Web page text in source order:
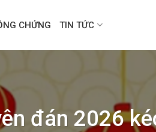
CHỨNG TIN TỨC
đán 2026